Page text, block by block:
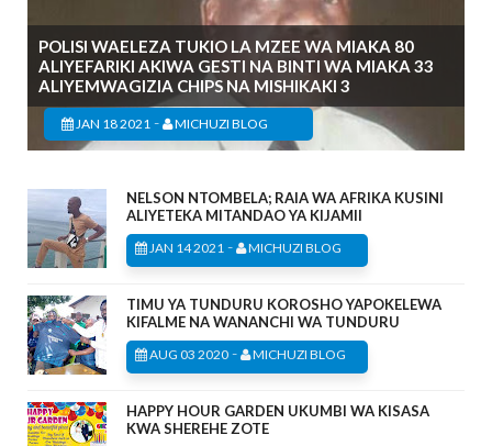
POLISI WAELEZA TUKIO LA MZEE WA MIAKA 80
ALIYEFARIKI AKIWA GESTI NA BINTI WA MIAKA 33
ALIYEMWAGIZIA CHIPS NA MISHIKAKI 3
JAN 18 2021 - MICHUZI BLOG
NELSON NTOMBELA; RAIA WA AFRIKA KUSINI
ALIYETEKA MITANDAO YA KIJAMII
JAN 14 2021 - MICHUZI BLOG
TIMU YA TUNDURU KOROSHO YAPOKELEWA
KIFALME NA WANANCHI WA TUNDURU
AUG 03 2020 - MICHUZI BLOG
HAPPY HOUR GARDEN UKUMBI WA KISASA
KWA SHEREHE ZOTE